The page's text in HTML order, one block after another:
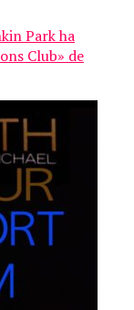
Park ha
Club» de